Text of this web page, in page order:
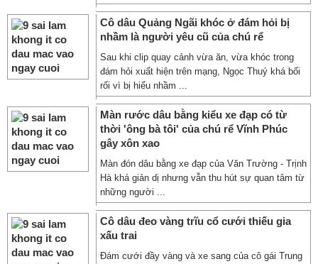
Cô dâu Quảng Ngãi khóc ở đám hỏi bị
nhầm là người yêu cũ của chú rể
Sau khi clip quay cảnh vừa ăn, vừa khóc trong
đám hỏi xuất hiện trên mạng, Ngọc Thuý khá bối
rối vì bị hiểu nhầm ...
Màn rước dâu bằng kiểu xe đạp có từ
thời 'ông bà tôi' của chú rể Vĩnh Phúc
gây xôn xao
Màn đón dâu bằng xe đạp của Văn Trường - Trịnh
Hà khá giản dị nhưng vẫn thu hút sự quan tâm từ
những người ...
Cô dâu đeo vàng trĩu cổ cưới thiếu gia
xấu trai
Đám cưới đầy vàng và xe sang của cô gái Trung